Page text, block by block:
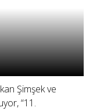
Şimşek ve
“11.